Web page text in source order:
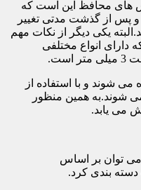
های محافظ این است که
پس از گذشت مدتی تغییر
یکی دیگر از نکات مهم
دارای انواع مختلفی
شوند و با استفاده از
شوند.به همین منظور
می یابد.
توان بر اساس
بندی کرد.